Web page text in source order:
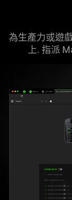
為生產力或遊
上. 指派